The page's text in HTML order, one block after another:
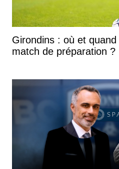
Girondins : où et
match de préparation ?